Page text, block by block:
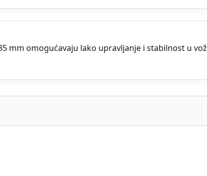
mm omogućavaju lako upravljanje i stabilnost u